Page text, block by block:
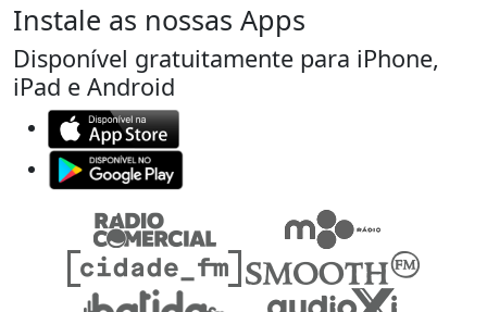
Instale as nossas Apps
Disponível gratuitamente para iPhone,
iPad e Android